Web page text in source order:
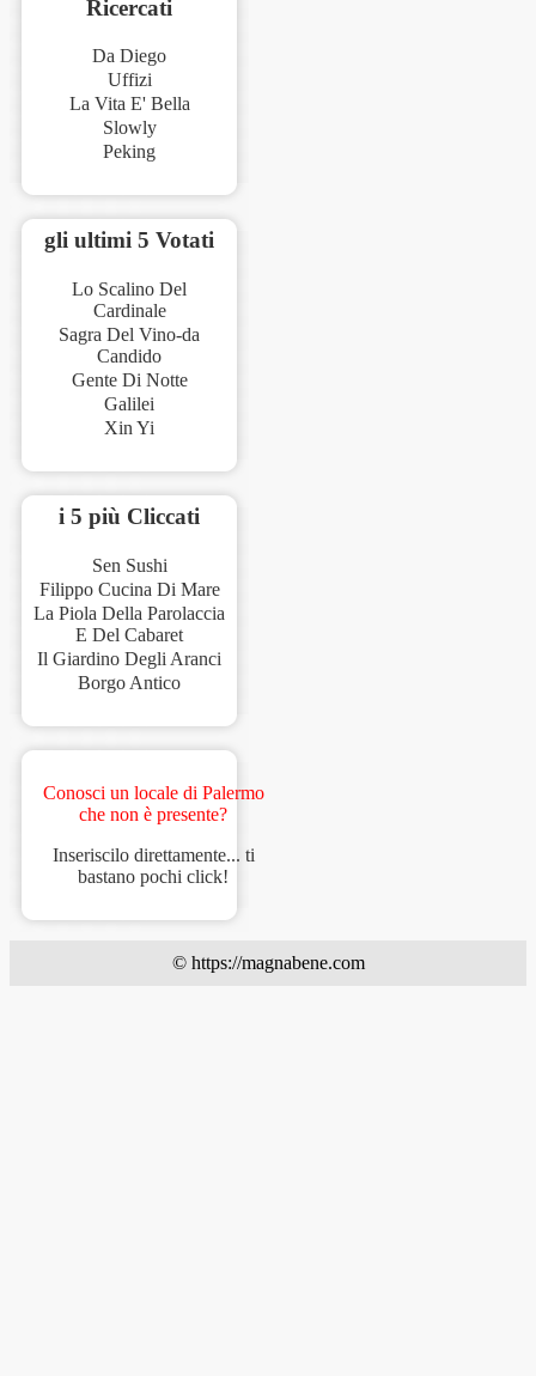
Ricercati
Da Diego
Uffizi
La Vita E' Bella
Slowly
Peking
gli ultimi 5 Votati
Lo Scalino Del
Cardinale
Sagra Del Vino-da
Candido
Gente Di Notte
Galilei
Xin Yi
i 5 più Cliccati
Sen Sushi
Filippo Cucina Di Mare
La Piola Della Parolaccia
E Del Cabaret
Il Giardino Degli Aranci
Borgo Antico
Conosci un locale di Palermo
che non è presente?
Inseriscilo direttamente... ti
bastano pochi click!
© https://magnabene.com